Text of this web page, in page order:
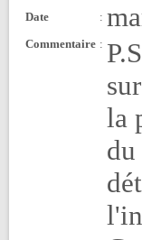
Date :
Commentaire :
la